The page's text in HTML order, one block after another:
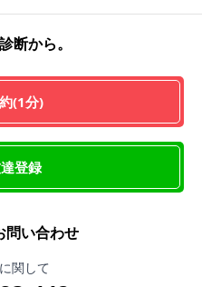
断から。
(1分)
登録
問い合わせ
関して